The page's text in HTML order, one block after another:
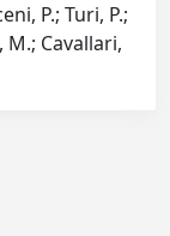
P.; Turi, P.;
Cavallari,